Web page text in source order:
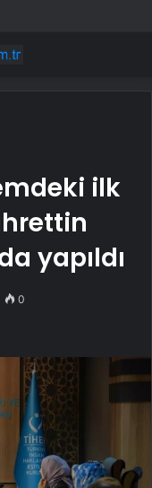
yenileniyor
ilk
yapıldı
0